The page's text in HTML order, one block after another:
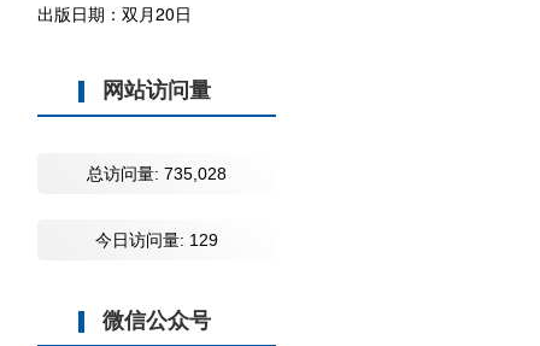
出版日期：双月20日
网站访问量
总访问量: 735,028
今日访问量: 129
微信公众号